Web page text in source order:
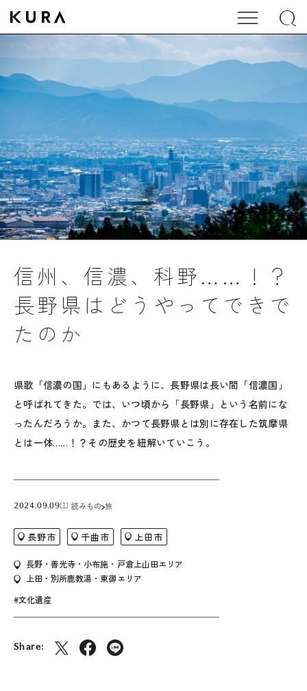
2024.09.09 読みもの 旅
長野市 千曲市 上田市
長野・善光寺・小布施・戸倉上山田エリア
上田・別所鹿教湯・東御エリア
#文化遺産
Share:
信州、信濃、科野……！？
長野県はどうやってできで
たのか
県歌「信濃の国」にもあるように、長野県は長い間「信濃国」
と呼ばれてきた。では、いつ頃から「長野県」という名前にな
ったんだろうか。また、かつて長野県とは別に存在した筑摩県
とは一体……！？その歴史を紐解いていこう。